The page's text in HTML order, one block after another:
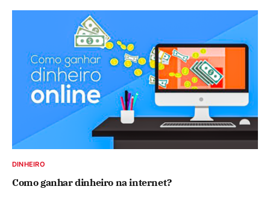
DINHEIRO
Como ganhar dinheiro na internet?